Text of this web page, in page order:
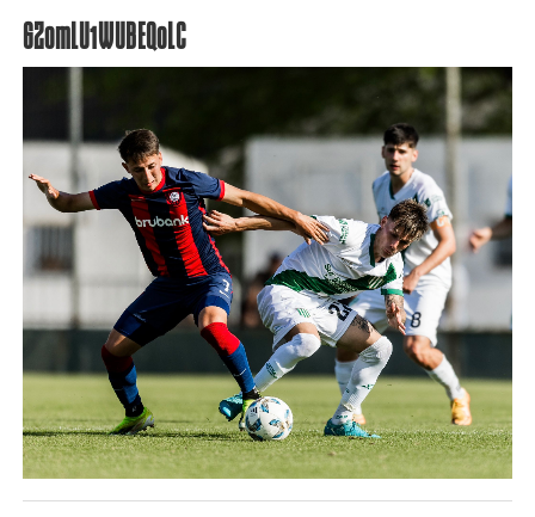
GZomLU1WUBEQ0LC